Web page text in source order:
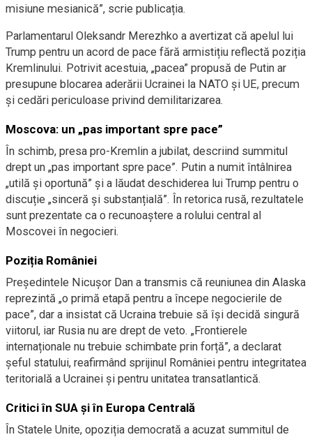
misiune mesianică”, scrie publicația.
Parlamentarul Oleksandr Merezhko a avertizat că apelul lui
Trump pentru un acord de pace fără armistițiu reflectă poziția
Kremlinului. Potrivit acestuia, „pacea” propusă de Putin ar
presupune blocarea aderării Ucrainei la NATO și UE, precum
și cedări periculoase privind demilitarizarea.
Moscova: un „pas important spre pace”
În schimb, presa pro-Kremlin a jubilat, descriind summitul
drept un „pas important spre pace”. Putin a numit întâlnirea
„utilă și oportună” și a lăudat deschiderea lui Trump pentru o
discuție „sinceră și substanțială”. În retorica rusă, rezultatele
sunt prezentate ca o recunoaștere a rolului central al
Moscovei în negocieri.
Poziția României
Președintele Nicușor Dan a transmis că reuniunea din Alaska
reprezintă „o primă etapă pentru a începe negocierile de
pace”, dar a insistat că Ucraina trebuie să își decidă singură
viitorul, iar Rusia nu are drept de veto. „Frontierele
internaționale nu trebuie schimbate prin forță”, a declarat
șeful statului, reafirmând sprijinul României pentru integritatea
teritorială a Ucrainei și pentru unitatea transatlantică.
Critici în SUA și în Europa Centrală
În Statele Unite, opoziția democrată a acuzat summitul de